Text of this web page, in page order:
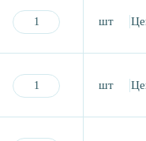
шт
шт